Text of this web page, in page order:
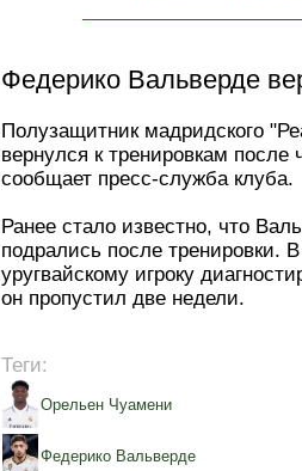
Федерико Вальверде
Полузащитник мадридского
вернулся к тренировкам
сообщает пресс-служба клуба.
Ранее стало известно, что
подрались после тренировки.
уругвайскому игроку
он пропустил две недели.
Теги:
Орельен Чуамени
Федерико Вальверде